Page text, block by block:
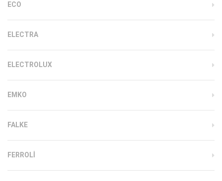
ECO
ELECTRA
ELECTROLUX
EMKO
FALKE
FERROLI